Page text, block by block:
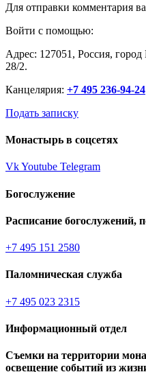
Для отправки комментария
Войти с помощью:
Адрес: 127051, Россия,
28/2.
Канцелярия: +7 495 236-94-24
Подать записку
Монастырь в соцсетях
VkYoutube Telegram
Богослужение
Расписание богослужений,
+7 495 151 2580
Паломническая служба
+7 495 023 2315
Информационный отдел
Съемки на территории
освещение событий из